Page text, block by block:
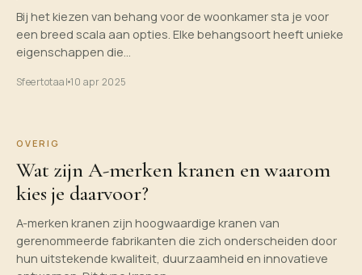
Bij het kiezen van behang voor de woonkamer sta je voor
een breed scala aan opties. Elke behangsoort heeft unieke
eigenschappen die…
Sfeertotaal10 apr 2025
OVERIG
Wat zijn A-merken kranen en waarom
kies je daarvoor?
A-merken kranen zijn hoogwaardige kranen van
gerenommeerde fabrikanten die zich onderscheiden door
hun uitstekende kwaliteit, duurzaamheid en innovatieve